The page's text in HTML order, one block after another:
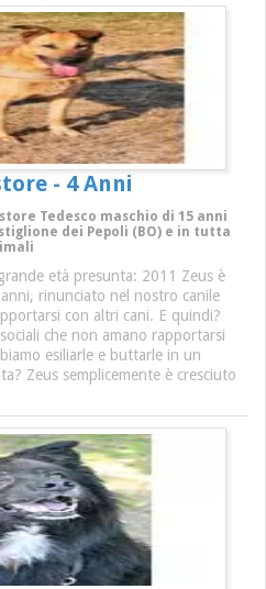
- 4 Anni
Tedesco maschio di 15 anni
dei Pepoli (BO) e in tutta
età presunta: 2011 Zeus è
rinunciato nel nostro canile
con altri cani. E quindi?
che non amano rapportarsi
esiliarle e buttarle in un
Zeus semplicemente è cresciuto